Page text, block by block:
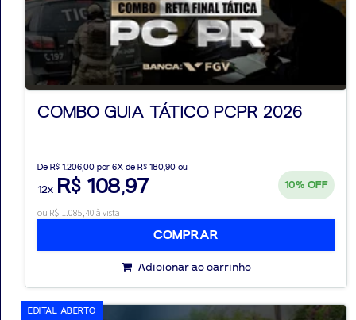
COMBO GUIA TÁTICO PCPR 2026
De R$ 1.206,00 por 6X de R$ 180,90 ou
12x R$ 108,97 10% OFF
ou R$ 1.085,40 à vista
COMPRAR
Adicionar ao carrinho
EDITAL ABERTO